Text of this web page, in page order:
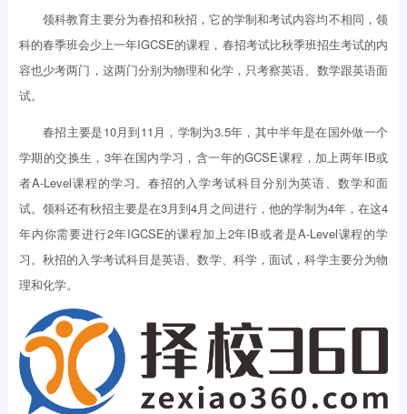
领科教育主要分为春招和秋招，它的学制和考试内容均不相同，领
科的春季班会少上一年IGCSE的课程，春招考试比秋季班招生考试的内
容也少考两门，这两门分别为物理和化学，只考察英语、数学跟英语面
试。
春招主要是10月到11月，学制为3.5年，其中半年是在国外做一个
学期的交换生，3年在国内学习，含一年的GCSE课程，加上两年IB或
者A-Level课程的学习。春招的入学考试科目分别为英语、数学和面
试。领科还有秋招主要是在3月到4月之间进行，他的学制为4年，在这4
年内你需要进行2年IGCSE的课程加上2年IB或者是A-Level课程的学
习。秋招的入学考试科目是英语、数学、科学，面试，科学主要分为物
理和化学。